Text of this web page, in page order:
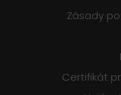
Zásady
Certifikát